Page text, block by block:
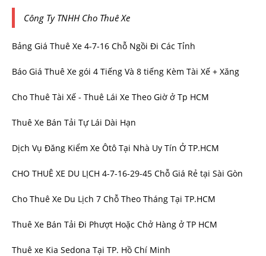
Công Ty TNHH Cho Thuê Xe
Bảng Giá Thuê Xe 4-7-16 Chỗ Ngồi Đi Các Tỉnh
Báo Giá Thuê Xe gói 4 Tiếng Và 8 tiếng Kèm Tài Xế + Xăng
Cho Thuê Tài Xế - Thuê Lái Xe Theo Giờ ở Tp HCM
Thuê Xe Bán Tải Tự Lái Dài Hạn
Dịch Vụ Đăng Kiểm Xe Ôtô Tại Nhà Uy Tín Ở TP.HCM
CHO THUÊ XE DU LỊCH 4-7-16-29-45 Chỗ Giá Rẻ tại Sài Gòn
Cho Thuê Xe Du Lịch 7 Chỗ Theo Tháng Tại TP.HCM
Thuê Xe Bán Tải Đi Phượt Hoặc Chở Hàng ở TP HCM
Thuê xe Kia Sedona Tại TP. Hồ Chí Minh